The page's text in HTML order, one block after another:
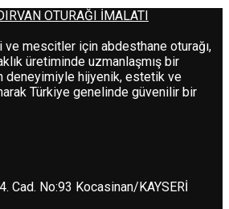
ve mescitler için abdesthane oturağı,
üretiminde uzmanlaşmış bir
deneyimiyle hijyenik, estetik ve
Türkiye genelinde güvenilir bir
Cad. No:93 Kocasinan/KAYSERİ